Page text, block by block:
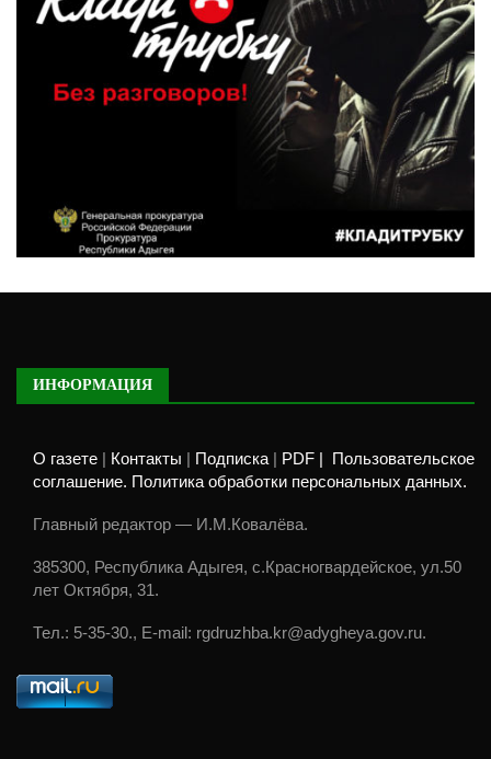
ИНФОРМАЦИЯ
О газете Контакты Подписка PDF |
Пользовательское
соглашение. Политика обработки персональных данных.
Главный редактор — И.М.Ковалёва.
385300, Республика Адыгея, с.Красногвардейское, ул.50
лет Октября, 31.
Тел.: 5-35-30., E-mail: rgdruzhba.kr@adygheya.gov.ru.